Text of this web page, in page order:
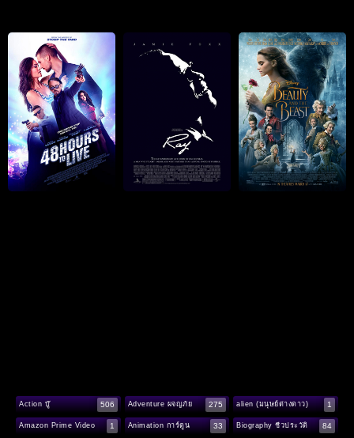
Action บู๊ 506 Adventure ผจญภัย 275 alien (มนุษย์ต่างดาว) 1
Amazon Prime Video 1 Animation การ์ตูน 33 Biography ชีวประวัติ 84